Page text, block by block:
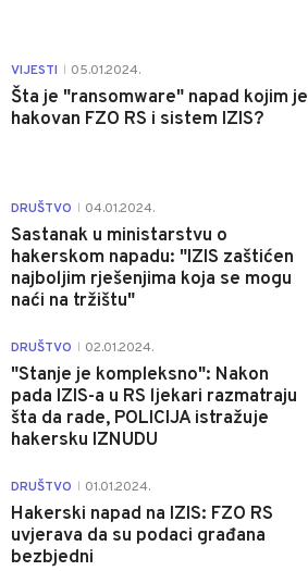
VIJESTI 05.01.2024.
Šta je "ransomware" napad kojim je
hakovan FZO RS i sistem IZIS?
DRUŠTVO 04.01.2024.
Sastanak u ministarstvu o
hakerskom napadu: "IZIS zaštićen
najboljim rješenjima koja se mogu
naći na tržištu"
DRUŠTVO 02.01.2024.
"Stanje je kompleksno": Nakon
pada IZIS-a u RS ljekari razmatraju
šta da rade, POLICIJA istražuje
hakersku IZNUDU
DRUŠTVO 01.01.2024.
Hakerski napad na IZIS: FZO RS
uvjerava da su podaci građana
bezbjedni